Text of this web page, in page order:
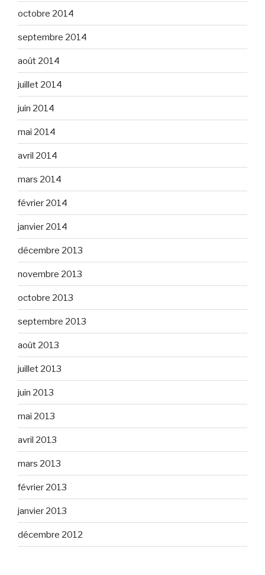
octobre 2014
septembre 2014
août 2014
juillet 2014
juin 2014
mai 2014
avril 2014
mars 2014
février 2014
janvier 2014
décembre 2013
novembre 2013
octobre 2013
septembre 2013
août 2013
juillet 2013
juin 2013
mai 2013
avril 2013
mars 2013
février 2013
janvier 2013
décembre 2012